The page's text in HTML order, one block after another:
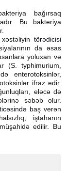
bağırsaq
Bu bakteriya
törədicisi
da əsas
yoluxan və
(S. typhimurium,
enterotoksinlər,
ifraz edir.
eləcə də
səbəb olur.
baş verən
iştahanın
edilir. Bu